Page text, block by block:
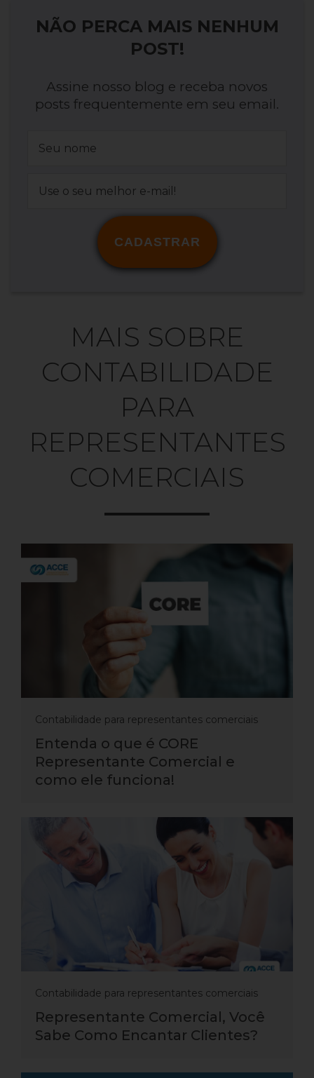
NÃO PERCA MAIS NENHUM
POST!
Assine nosso blog e receba novos
posts frequentemente em seu email.
CADASTRAR
MAIS SOBRE
CONTABILIDADE
PARA
REPRESENTANTES
COMERCIAIS
Contabilidade para representantes comerciais
Entenda o que é CORE
Representante Comercial e
como ele funciona!
Contabilidade para representantes comerciais
Representante Comercial, Você
Sabe Como Encantar Clientes?